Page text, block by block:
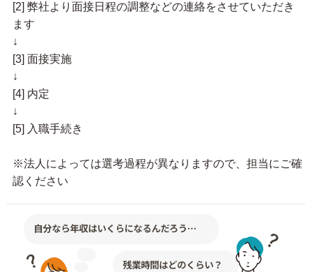
[2] 弊社より面接日程の調整などの連絡をさせていただき
ます
↓
[3] 面接実施
↓
[4] 内定
↓
[5] 入職手続き
※法人によっては選考過程が異なりますので、担当にご確
認ください